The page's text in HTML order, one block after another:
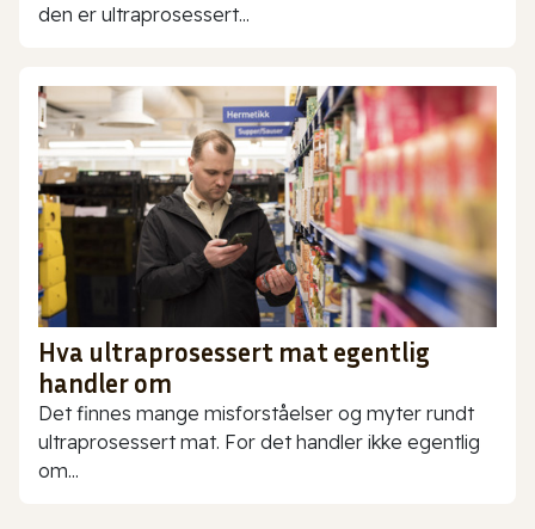
den er ultraprosessert...
Hva ultraprosessert mat egentlig
handler om
Det finnes mange misforståelser og myter rundt
ultraprosessert mat. For det handler ikke egentlig
om...